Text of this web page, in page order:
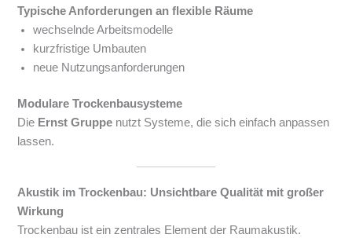
Typische Anforderungen an flexible Räume
wechselnde Arbeitsmodelle
kurzfristige Umbauten
neue Nutzungsanforderungen
Modulare Trockenbausysteme
Die Ernst Gruppe nutzt Systeme, die sich einfach anpassen
lassen.
Akustik im Trockenbau: Unsichtbare Qualität mit großer
Wirkung
Trockenbau ist ein zentrales Element der Raumakustik.